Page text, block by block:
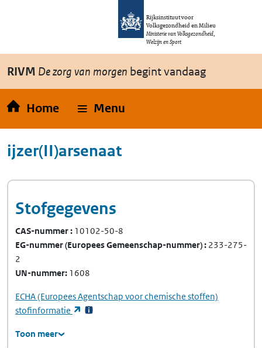
Overslaan en naar de inhoud gaan
Rijksinstituut voor
Volksgezondheid en Milieu
Ministerie van Volksgezondheid,
Welzijn en Sport
RIVM De zorg van morgen begint vandaag
Home Menu
ijzer(II)arsenaat
Stofgegevens
CAS-nummer 10102-50-8
EG-nummer(Europees Gemeenschap-nummer) 233-275-
2
UN-nummer 1608
ECHA(Europees Agentschap voor chemische stoffen)
stofinformatie
(opent in een nieuw tabblad)
Toon meer